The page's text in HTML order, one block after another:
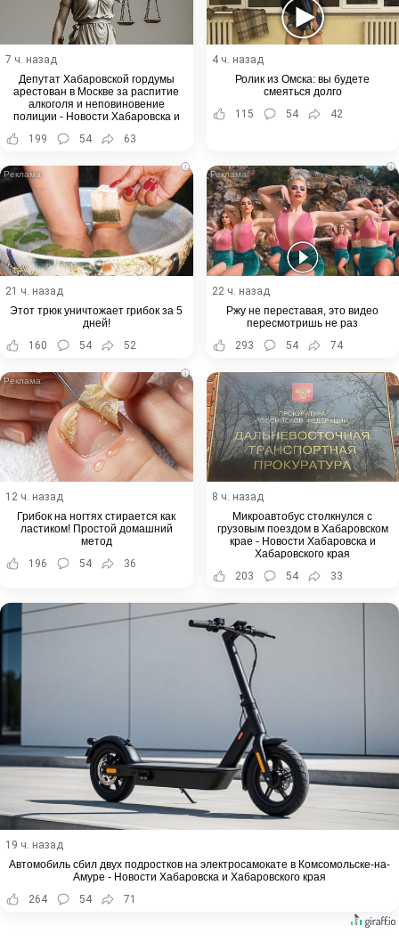
7 ч. назад
Депутат Хабаровской гордумы
арестован в Москве за распитие
алкоголя и неповиновение
полиции - Новости Хабаровска и
199 54 63
4 ч. назад
Ролик из Омска: вы будете
смеяться долго
115
54 42
i
21 ч. назад
Этот трюк уничтожает грибок за 5
дней!
160
54 52
i
22 ч. назад
Ржу не переставая, это видео
пересмотришь не раз
293
54 74
i
12 ч. назад
Грибок на ногтях стирается как
ластиком! Простой домашний
метод
196
54 36
8 ч. назад
Микроавтобус столкнулся с
грузовым поездом в Хабаровском
крае - Новости Хабаровска и
Хабаровского края
203
54 33
19 ч. назад
Автомобиль сбил двух подростков на электросамокате в Комсомольске-на-
Амуре - Новости Хабаровска и Хабаровского края
264
54 71